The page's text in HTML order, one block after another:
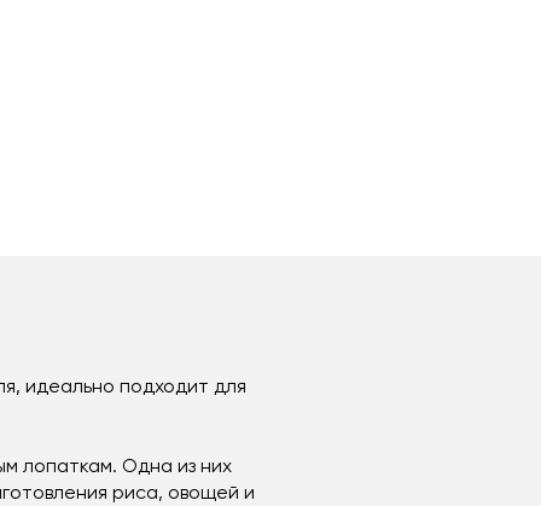
идеально подходит для
лопаткам. Одна из них
риса, овощей и